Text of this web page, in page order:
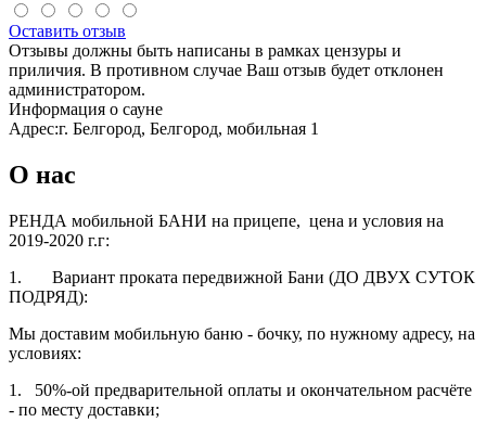
Оставить отзыв
Отзывы должны быть написаны в рамках цензуры и
приличия. В противном случае Ваш отзыв будет отклонен
администратором.
Информация о сауне
Адрес:г. Белгород, Белгород, мобильная 1
О нас
РЕНДА мобильной БАНИ на прицепе, цена и условия на
2019-2020 г.г:
1. Вариант проката передвижной Бани (ДО ДВУХ СУТОК
ПОДРЯД):
Мы доставим мобильную баню - бочку, по нужному адресу, на
условиях:
1. 50%-ой предварительной оплаты и окончательном расчёте
- по месту доставки;